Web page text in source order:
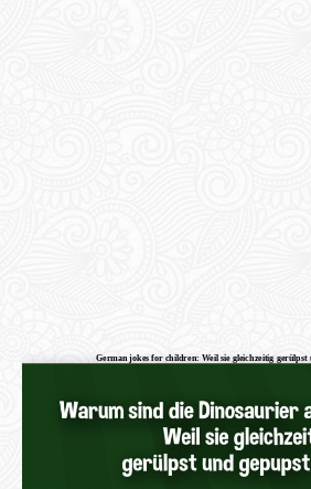
German jokes for children: Weil sie gleichzeitig gerülpst